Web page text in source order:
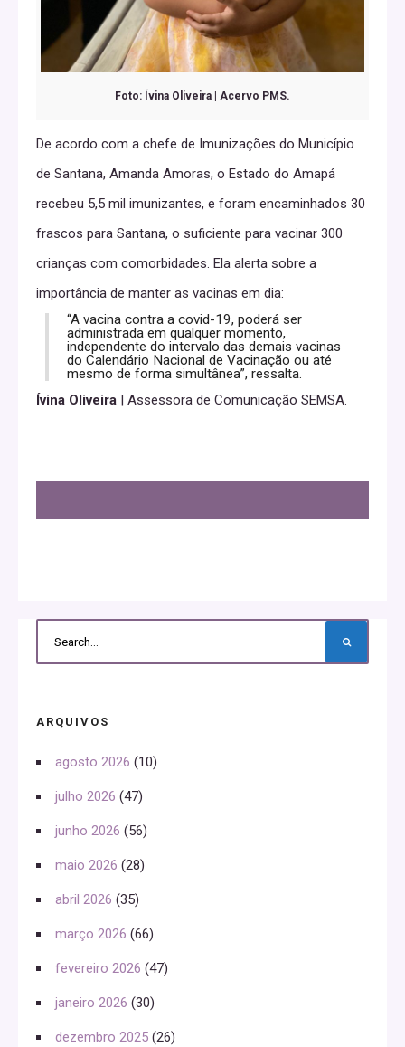
Foto: Ívina Oliveira | Acervo PMS.
De acordo com a chefe de Imunizações do Município
de Santana, Amanda Amoras, o Estado do Amapá
recebeu 5,5 mil imunizantes, e foram encaminhados 30
frascos para Santana, o suficiente para vacinar 300
crianças com comorbidades. Ela alerta sobre a
importância de manter as vacinas em dia:
“A vacina contra a covid-19, poderá ser
administrada em qualquer momento,
independente do intervalo das demais vacinas
do Calendário Nacional de Vacinação ou até
mesmo de forma simultânea”, ressalta.
Ívina Oliveira | Assessora de Comunicação SEMSA.
ARQUIVOS
agosto 2026 (10)
julho 2026 (47)
junho 2026 (56)
maio 2026 (28)
abril 2026 (35)
março 2026 (66)
fevereiro 2026 (47)
janeiro 2026 (30)
dezembro 2025 (26)